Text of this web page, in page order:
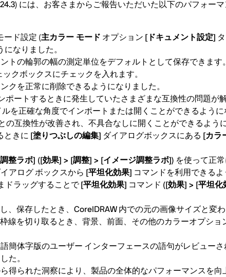
には、お客さまからご報告いただいた以下のパフォー
ード設定 (主カラー モード オプション [ドキュメント設定]
なりました。
トの輪郭の幅の測定単位をデフォルトとして保存できます
ックボックスにチェックを入れます。
クを正常に削除できるようになりました。
ポートするときに発生していたさまざまな互換性の問題が
を正確な角度でインポートまたは開くことができるように
の互換性が改善され、不具合なしに開くことができるよう
ときに [塗りつぶしの編集] ダイアログボックスにある [カラ
整ラボ] ([効果] > [調整] > [イメージ調整ラボ]) を使って正
アログ ボックスから [平坦化効果] コマンドを利用できる
ドラッグすることで [平坦化効果] コマンド ([効果] > [平坦化
、保存したとき、CorelDRAW 内での元の画像サイズと変
線を切り取るとき、背景、前面、その他のカラーオプシ
簡体字版のユーザー インターフェースの語句がレビュー
た。
得られた洞察により、製品の全体的なパフォーマンスを